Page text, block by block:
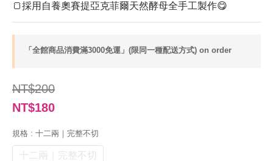
🍞採用自養奧賽提亞克菲爾天然酵母全手工製作😋
「全館商品消費滿3000免運」(限同一種配送方式) on order
NT$200
NT$180
規格 : 十二兩｜完整不切
十二兩｜完整不切